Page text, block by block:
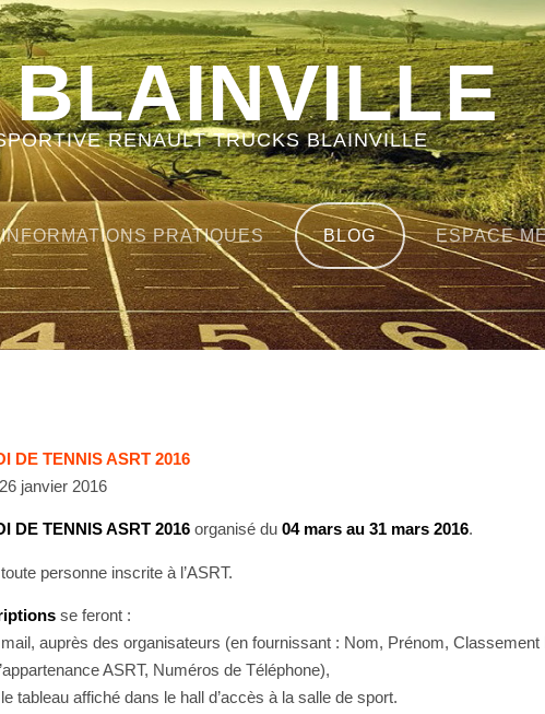
RENAULT TRUCKS BLAINVILLE
INFORMATIONS PRATIQUES BLOG ESPACE
DE TENNIS ASRT 2016
janvier 2016
DE TENNIS ASRT 2016organisé du 04 mars au 31 mars 2016.
toute personne inscrite à l’ASRT.
se feront :
auprès des organisateurs (en fournissant : Nom, Prénom,
ASRT, Numéros de Téléphone),
tableau affiché dans le hall d’accès à la salle de sport.